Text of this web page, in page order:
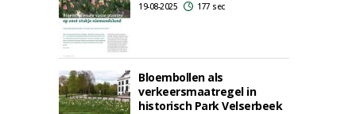
19-08-2025 177 sec
Bloembollen als
verkeersmaatregel in
historisch Park Velserbeek